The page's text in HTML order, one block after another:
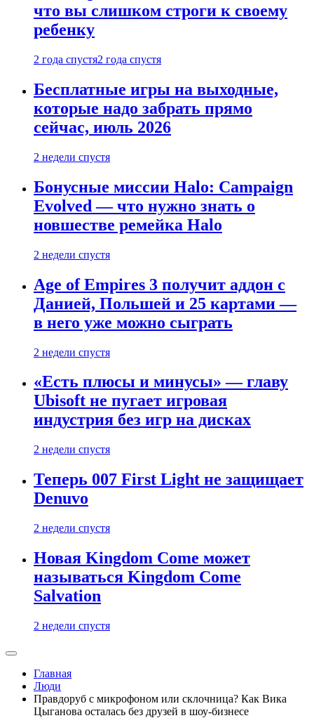
что вы слишком строги к своему
ребенку
2 года спустя2 года спустя
Бесплатные игры на выходные,
которые надо забрать прямо
сейчас, июль 2026
2 недели спустя
Бонусные миссии Halo: Campaign
Evolved — что нужно знать о
новшестве ремейка Halo
2 недели спустя
Age of Empires 3 получит аддон с
Данией, Польшей и 25 картами —
в него уже можно сыграть
2 недели спустя
«Есть плюсы и минусы» — главу
Ubisoft не пугает игровая
индустрия без игр на дисках
2 недели спустя
Теперь 007 First Light не защищает
Denuvo
2 недели спустя
Новая Kingdom Come может
называться Kingdom Come
Salvation
2 недели спустя
Главная
Люди
Правдоруб с микрофоном или склочница? Как Вика
Цыганова осталась без друзей в шоу-бизнесе